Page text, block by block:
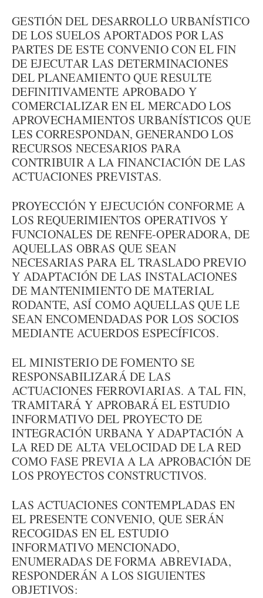
GESTIÓN DEL DESARROLLO URBANÍSTICO
DE LOS SUELOS APORTADOS POR LAS
PARTES DE ESTE CONVENIO CON EL FIN
DE EJECUTAR LAS DETERMINACIONES
DEL PLANEAMIENTO QUE RESULTE
DEFINITIVAMENTE APROBADO Y
COMERCIALIZAR EN EL MERCADO LOS
APROVECHAMIENTOS URBANÍSTICOS QUE
LES CORRESPONDAN, GENERANDO LOS
RECURSOS NECESARIOS PARA
CONTRIBUIR A LA FINANCIACIÓN DE LAS
ACTUACIONES PREVISTAS.
PROYECCIÓN Y EJECUCIÓN CONFORME A
LOS REQUERIMIENTOS OPERATIVOS Y
FUNCIONALES DE RENFE-OPERADORA, DE
AQUELLAS OBRAS QUE SEAN
NECESARIAS PARA EL TRASLADO PREVIO
Y ADAPTACIÓN DE LAS INSTALACIONES
DE MANTENIMIENTO DE MATERIAL
RODANTE, ASÍ COMO AQUELLAS QUE LE
SEAN ENCOMENDADAS POR LOS SOCIOS
MEDIANTE ACUERDOS ESPECÍFICOS.
EL MINISTERIO DE FOMENTO SE
RESPONSABILIZARÁ DE LAS
ACTUACIONES FERROVIARIAS. A TAL FIN,
TRAMITARÁ Y APROBARÁ EL ESTUDIO
INFORMATIVO DEL PROYECTO DE
INTEGRACIÓN URBANA Y ADAPTACIÓN A
LA RED DE ALTA VELOCIDAD DE LA RED
COMO FASE PREVIA A LA APROBACIÓN DE
LOS PROYECTOS CONSTRUCTIVOS.
LAS ACTUACIONES CONTEMPLADAS EN
EL PRESENTE CONVENIO, QUE SERÁN
RECOGIDAS EN EL ESTUDIO
INFORMATIVO MENCIONADO,
ENUMERADAS DE FORMA ABREVIADA,
RESPONDERÁN A LOS SIGUIENTES
OBJETIVOS: